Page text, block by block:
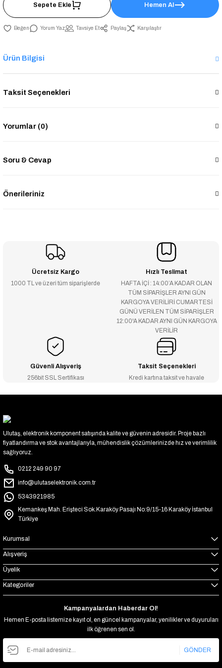
Sepete Ekle Hemen Al
Yorum Yaz Tavsiye Et Paylaş Karşılaştır
Ürün Bilgisi
Taksit Seçenekleri
Yorumlar (0)
Soru & Cevap
Önerileriniz
Ücretsiz Kargo
1000 TL ve üzeri tüm siparişlerde
Hızlı Teslimat
HAFTA İÇİ : 14:00’A KADAR OLAN
TÜM SİPARİŞLER AYNI GÜN
KARGOYA VERİLİRİ CUMARTESİ
GÜNÜ VERİLEN TÜM SİPARİŞLER
12:00'A KADAR AYNI GÜN KARGOYA
VERİLİR
Güvenli Alışveriş
256bit SSL Sertifikası
Taksit Seçenekleri
Kredi kartına taksit ve havale
Ulutaş, elektronik komponent satışında kalite ve güvenin adresidir. Proje bazlı
fiyatlandırma ve stok avantajlarıyla, mühendislik çözümlerinizde hız ve verimlilik
sağlıyoruz.
0212 249 90 97
info@ulutaselektronik.com.tr
5343921985
Kemankeş Mah. Erişteci Sok.Karaköy Pasajı No:9/15-16 Karaköy İstanbul
Türkiye
Kurumsal
Alışveriş
Üyelik
Kategoriler
Kampanyalardan Haberdar Ol!
Hemen E-posta listemize kayıt ol, en güncel kampanyalar, yenilikler ve duyuruları
ilk öğrenen sen ol.
GÖNDER